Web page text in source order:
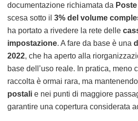
documentazione richiamata da Poste
scesa sotto il 3% del volume
ha portato a rivedere la rete delle
impostazione. A fare da base è una
2022, che ha aperto alla
base dell’uso reale. In pratica, meno
raccolta è ormai rara, ma
postali e nei punti di maggiore
garantire una copertura considerata